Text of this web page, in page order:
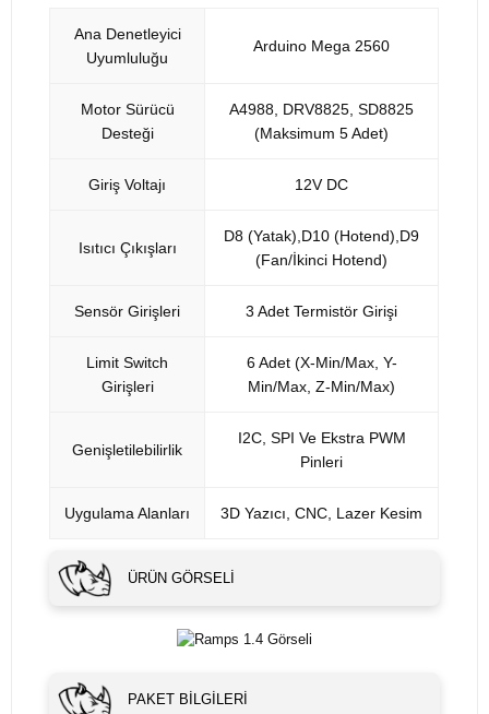
Ana Denetleyici
Uyumluluğu
Arduino Mega 2560
Motor Sürücü
Desteği
A4988, DRV8825, SD8825
(Maksimum 5 Adet)
Giriş Voltajı 12V DC
Isıtıcı Çıkışları
D8 (Yatak),D10 (Hotend),D9
(Fan/İkinci Hotend)
Sensör Girişleri 3 Adet Termistör Girişi
Limit Switch
Girişleri
6 Adet (X-Min/Max, Y-
Min/Max, Z-Min/Max)
Genişletilebilirlik
I2C, SPI Ve Ekstra PWM
Pinleri
Uygulama Alanları 3D Yazıcı, CNC, Lazer Kesim
ÜRÜN GÖRSELI
PAKET BILGILERI